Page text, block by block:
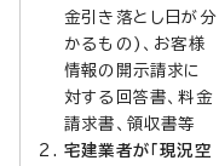
金引き落とし日が分
かるもの)、お客様
情報の開示請求に
対する回答書、料金
請求書、領収書等
宅建業者が「現況空